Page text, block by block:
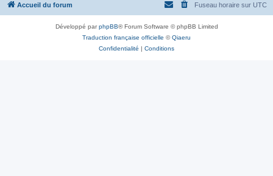
Accueil du forum Fuseau horaire sur UTC
Développé parphpBB® Forum Software © phpBB Limited
Traduction française officielle ©Qiaeru
Confidentialité | Conditions